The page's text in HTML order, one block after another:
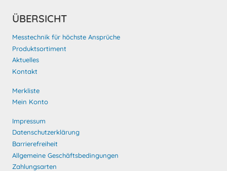
ÜBERSICHT
Messtechnik für höchste Ansprüche
Produktsortiment
Aktuelles
Kontakt
Merkliste
Mein Konto
Impressum
Datenschutzerklärung
Barrierefreiheit
Allgemeine Geschäftsbedingungen
Zahlungsarten